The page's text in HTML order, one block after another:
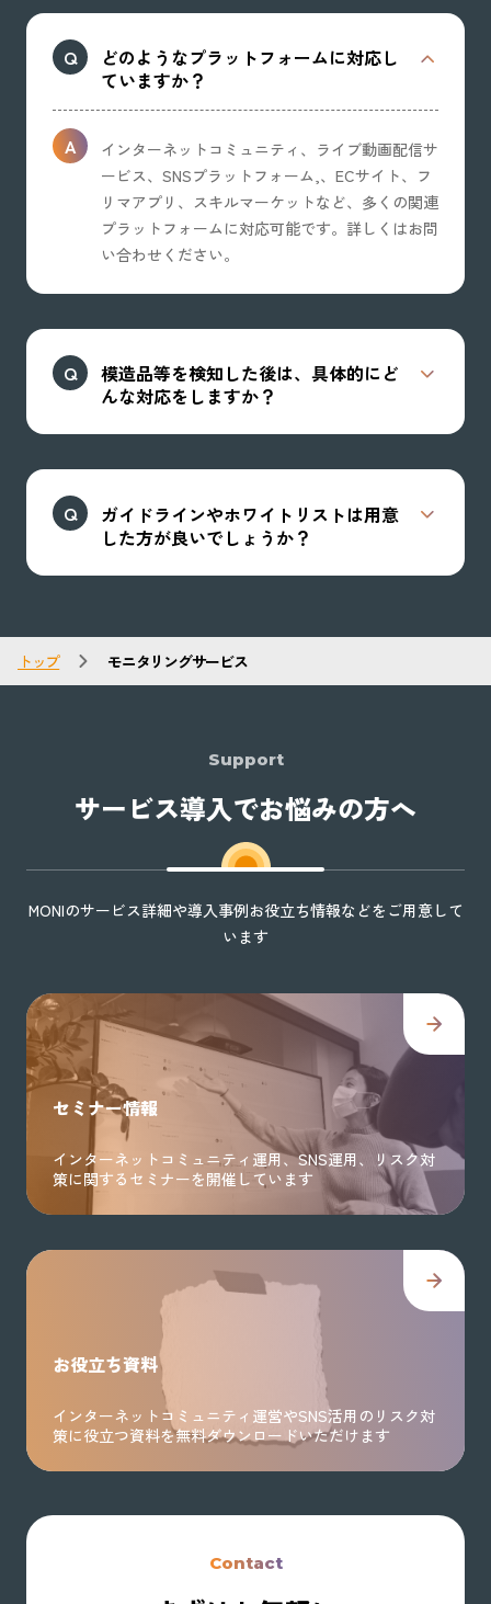
どのようなプラットフォームに対応し
ていますか？
インターネットコミュニティ、ライブ動画配信サ
ービス、SNSプラットフォーム,、ECサイト、フ
リマアプリ、スキルマーケットなど、多くの関連
プラットフォームに対応可能です。詳しくはお問
い合わせください。
模造品等を検知した後は、具体的にど
んな対応をしますか？
ガイドラインやホワイトリストは用意
した方が良いでしょうか？
トップ モニタリングサービス
Support
サービス導入でお悩みの方へ
MONIのサービス詳細や導入事例お役立ち情報などをご用意して
います
セミナー情報
インターネットコミュニティ運用、SNS運用、リスク対
策に関するセミナーを開催しています
お役立ち資料
インターネットコミュニティ運営やSNS活用のリスク対
策に役立つ資料を無料ダウンロードいただけます
Contact